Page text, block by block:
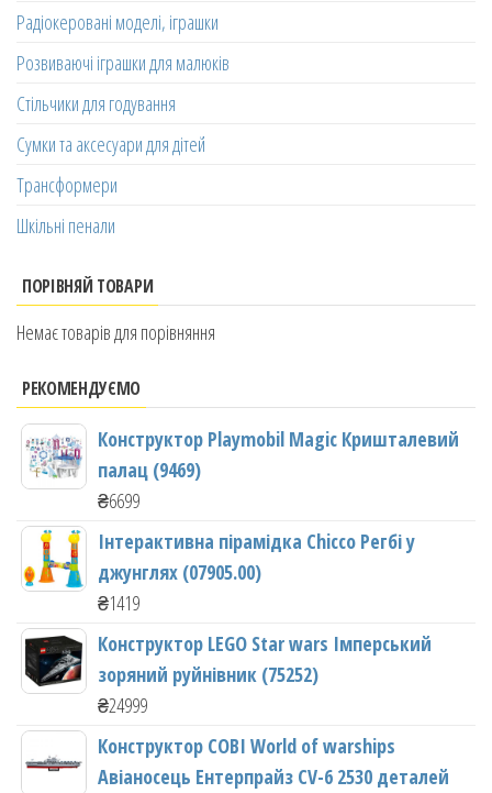
Радіокеровані моделі, іграшки
Розвиваючі іграшки для малюків
Стільчики для годування
Сумки та аксесуари для дітей
Трансформери
Шкільні пенали
ПОРІВНЯЙ ТОВАРИ
Немає товарів для порівняння
РЕКОМЕНДУЄМО
Конструктор Playmobil Magic Кришталевий
палац (9469)
₴6699
Інтерактивна пірамідка Chicco Регбі у
джунглях (07905.00)
₴1419
Конструктор LEGO Star wars Імперський
зоряний руйнівник (75252)
₴24999
Конструктор COBI World of warships
Авіаносець Ентерпрайз CV-6 2530 деталей